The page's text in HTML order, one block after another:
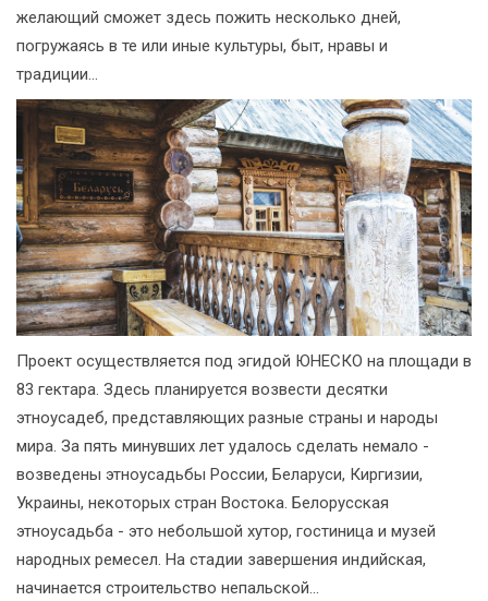
желающий сможет здесь пожить несколько дней,
погружаясь в те или иные культуры, быт, нравы и
традиции...
Проект осуществляется под эгидой ЮНЕСКО на площади в
83 гектара. Здесь планируется возвести десятки
этноусадеб, представляющих разные страны и народы
мира. За пять минувших лет удалось сделать немало -
возведены этноусадьбы России, Беларуси, Киргизии,
Украины, некоторых стран Востока. Белорусская
этноусадьба - это небольшой хутор, гостиница и музей
народных ремесел. На стадии завершения индийская,
начинается строительство непальской...